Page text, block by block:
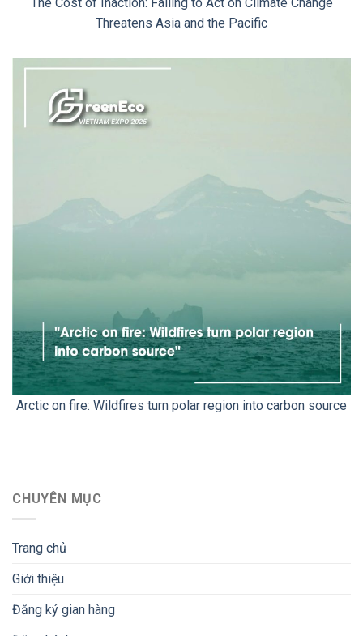
Threatens Asia and the Pacific
Arctic on fire: Wildfires turn polar region into carbon source
CHUYÊN MỤC
Trang chủ
Giới thiệu
Đăng ký gian hàng